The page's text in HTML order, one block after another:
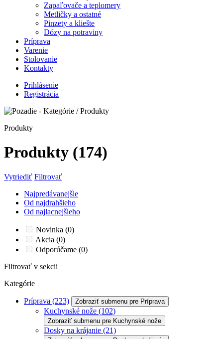
Zapaľovače a teplomery
Metličky a ostatné
Pinzety a kliešte
Dózy na potraviny
Príprava
Varenie
Stolovanie
Kontakty
Prihlásenie
Registrácia
Produkty
Produkty (174)
Vytriediť Filtrovať
Najpredávanejšie
Od najdrahšieho
Od najlacnejšieho
Novinka (0)
Akcia (0)
Odporúčame (0)
Filtrovať v sekcii
Kategórie
Príprava (223) Zobraziť submenu pre Príprava
Kuchynské nože (102)
Zobraziť submenu pre Kuchynské nože
Dosky na krájanie (21)